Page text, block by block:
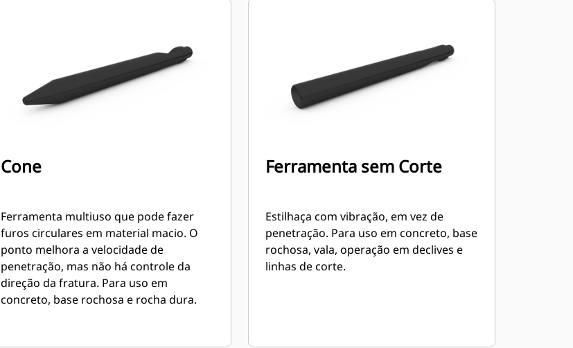
Cone
Ferramenta multiuso que pode fazer
furos circulares em material macio. O
ponto melhora a velocidade de
penetração, mas não há controle da
direção da fratura. Para uso em
concreto, base rochosa e rocha dura.
Ferramenta sem Corte
Estilhaça com vibração, em vez de
penetração. Para uso em concreto, base
rochosa, vala, operação em declives e
linhas de corte.